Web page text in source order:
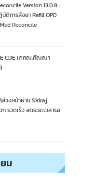
Version 13.0.8 :
ติการสั่งยา Refill OPD
Reconcile
CDE (ภกญ.กัญญา
ล่วงหน้าผ่าน Siriraj
รวดเร็ว ลดระยะเวลารอ
ม